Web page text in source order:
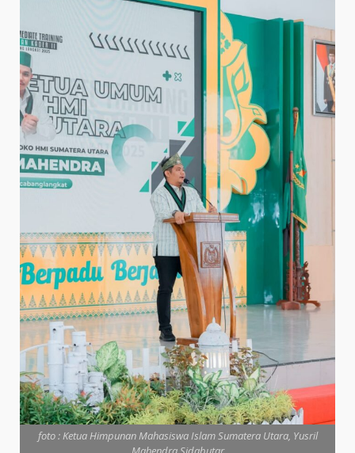
foto : Ketua Himpunan Mahasiswa Islam Sumatera Utara, Yusril